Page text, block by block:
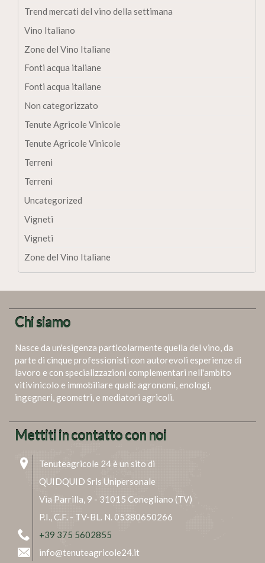
Trend mercati del vino della settimana
Vino Italiano
Zone del Vino Italiane
Fonti acqua italiane
Fonti acqua italiane
Non categorizzato
Tenute Agricole Vinicole
Tenute Agricole Vinicole
Terreni
Terreni
Uncategorized
Vigneti
Vigneti
Zone del Vino Italiane
Chi siamo
Nasce da un'esigenza particolarmente quella del vino, da
parte di cinque professionisti con autorevoli esperienze di
lavoro e con specializzazioni complementari nell'ambito
vitivinicolo e immobiliare quali: agronomi, enologi,
ingegneri, geometri, e mediatori agricoli.
Mettiti in contatto con noi
Tenuteagricole 24 è un sito di
QUIDQUID Srls Unipersonale
Via Parrilla, 9 - 31015 Conegliano (TV)
P.I., C.F. - TV-BL. N. 05380650266
+39 375 5602855
info@tenuteagricole24.it